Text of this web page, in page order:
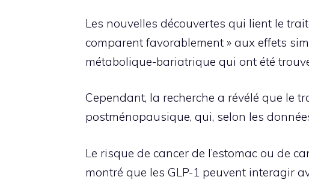
Les nouvelles découvertes qui lient le
comparent favorablement » aux effets
métabolique-bariatrique qui ont été
Cependant, la recherche a révélé que le
postménopausique, qui, selon les
Le risque de cancer de l’estomac ou de
montré que les GLP-1 peuvent interagir